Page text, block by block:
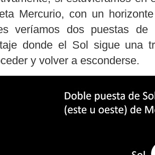
Mercurio, con un
veríamos dos puestas
donde el Sol sigue una
y volver a esconderse.